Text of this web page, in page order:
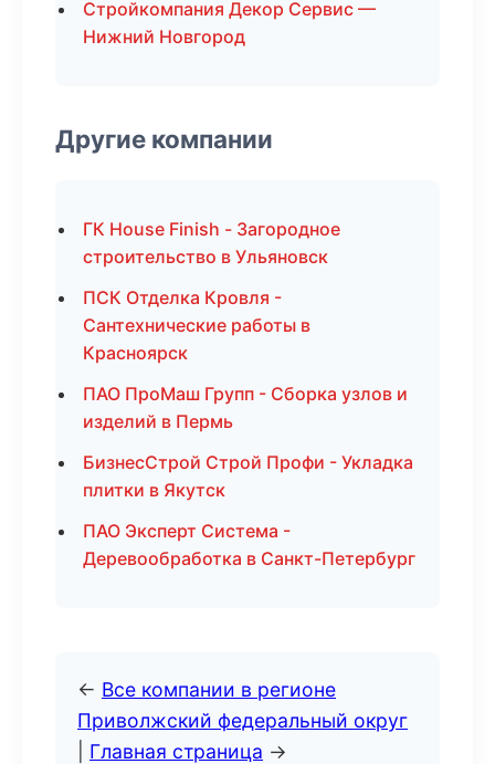
Стройкомпания Декор Сервис —
Нижний Новгород
Другие компании
ГК House Finish - Загородное
строительство в Ульяновск
ПСК Отделка Кровля -
Сантехнические работы в
Красноярск
ПАО ПроМаш Групп - Сборка узлов и
изделий в Пермь
БизнесСтрой Строй Профи - Укладка
плитки в Якутск
ПАО Эксперт Система -
Деревообработка в Санкт-Петербург
← Все компании в регионе
Приволжский федеральный округ
Главная страница →